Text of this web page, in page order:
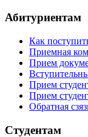
Абитуриентам
Как
Приемная
Прием
Прием
Прием
Обратная
Студентам